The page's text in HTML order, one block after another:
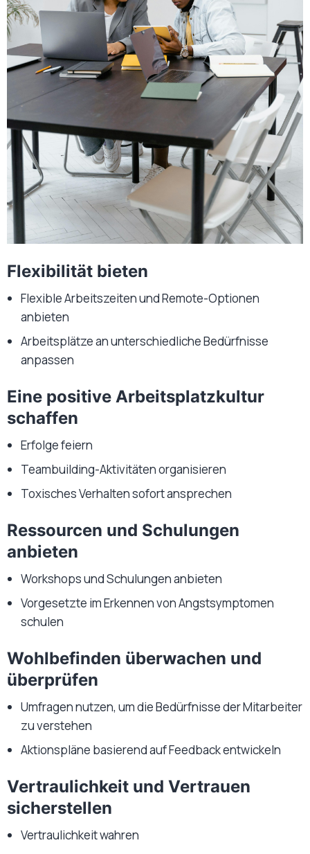
Flexibilität bieten
Flexible Arbeitszeiten und Remote-Optionen
anbieten
Arbeitsplätze an unterschiedliche Bedürfnisse
anpassen
Eine positive Arbeitsplatzkultur
schaffen
Erfolge feiern
Teambuilding-Aktivitäten organisieren
Toxisches Verhalten sofort ansprechen
Ressourcen und Schulungen
anbieten
Workshops und Schulungen anbieten
Vorgesetzte im Erkennen von Angstsymptomen
schulen
Wohlbefinden überwachen und
überprüfen
Umfragen nutzen, um die Bedürfnisse der Mitarbeiter
zu verstehen
Aktionspläne basierend auf Feedback entwickeln
Vertraulichkeit und Vertrauen
sicherstellen
Vertraulichkeit wahren